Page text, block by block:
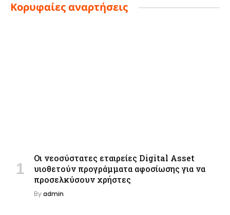
Κορυφαίες αναρτήσεις
Οι νεοσύστατες εταιρείες Digital Asset
υιοθετούν προγράμματα αφοσίωσης για να
προσελκύσουν χρήστες
Byadmin